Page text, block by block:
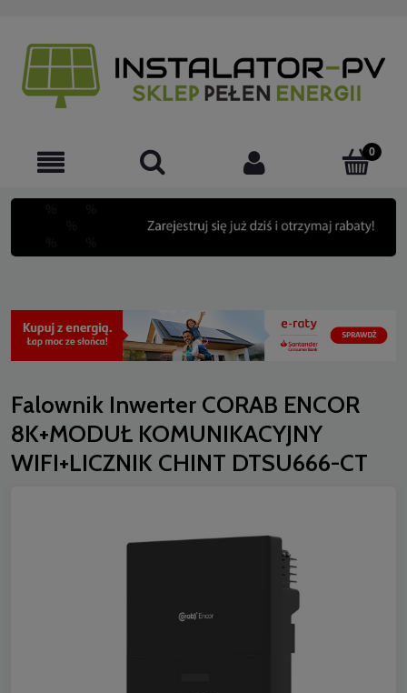
Falownik Inwerter CORAB ENCOR
8K+MODUŁ KOMUNIKACYJNY
WIFI+LICZNIK CHINT DTSU666-CT